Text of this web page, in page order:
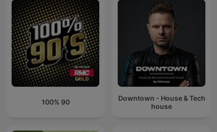
100% 90
Downtown - House & Tech
house